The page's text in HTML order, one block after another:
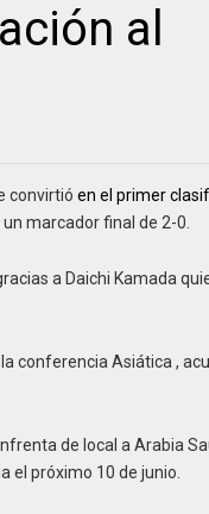
al
convirtió en el primer
marcador final de 2-0.
a Daichi Kamada
conferencia Asiática ,
de local a Arabia
el próximo 10 de junio.